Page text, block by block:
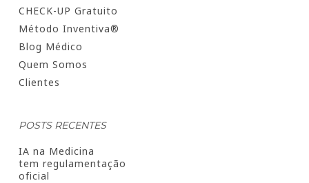
CHECK-UP Gratuito
Método Inventiva®
Blog Médico
Quem Somos
Clientes
POSTS RECENTES
IA na Medicina
tem regulamentação
oficial